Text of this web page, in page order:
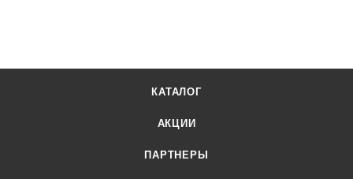
КАТАЛОГ
АКЦИИ
ПАРТНЕРЫ